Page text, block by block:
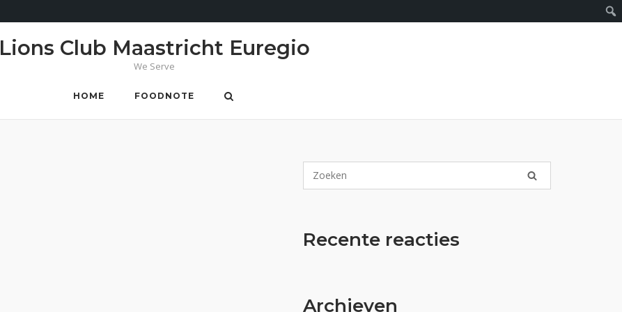
Lions Club Maastricht Euregio
We Serve
HOME FOODNOTE
Recente reacties
Archieven